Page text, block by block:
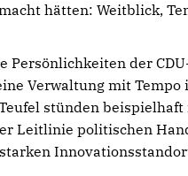
hätten: Weitblick,
Persönlichkeiten der
Verwaltung mit
stünden
Leitlinie politischen